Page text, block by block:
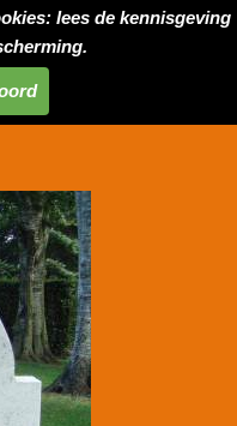
lees de kennisgeving